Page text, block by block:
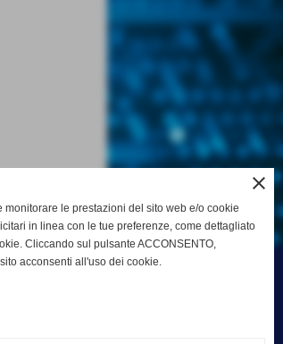
close
le prestazioni del sito web e/o cookie
in linea con le tue preferenze, come dettagliato
Cliccando sul pulsante ACCONSENTO,
acconsenti all'uso dei cookie.